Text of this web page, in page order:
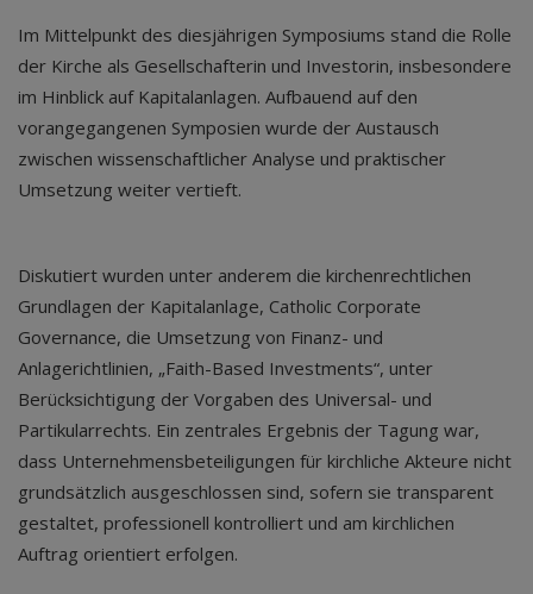
Im Mittelpunkt des diesjährigen Symposiums stand die Rolle
der Kirche als Gesellschafterin und Investorin, insbesondere
im Hinblick auf Kapitalanlagen. Aufbauend auf den
vorangegangenen Symposien wurde der Austausch
zwischen wissenschaftlicher Analyse und praktischer
Umsetzung weiter vertieft.
Diskutiert wurden unter anderem die kirchenrechtlichen
Grundlagen der Kapitalanlage, Catholic Corporate
Governance, die Umsetzung von Finanz- und
Anlagerichtlinien, „Faith-Based Investments“, unter
Berücksichtigung der Vorgaben des Universal- und
Partikularrechts. Ein zentrales Ergebnis der Tagung war,
dass Unternehmensbeteiligungen für kirchliche Akteure nicht
grundsätzlich ausgeschlossen sind, sofern sie transparent
gestaltet, professionell kontrolliert und am kirchlichen
Auftrag orientiert erfolgen.